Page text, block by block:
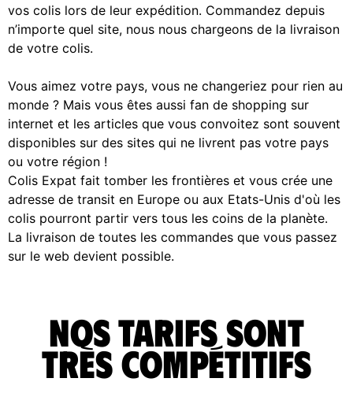
vos colis lors de leur expédition. Commandez depuis
n’importe quel site, nous nous chargeons de la livraison
de votre colis.
Vous aimez votre pays, vous ne changeriez pour rien au
monde ? Mais vous êtes aussi fan de shopping sur
internet et les articles que vous convoitez sont souvent
disponibles sur des sites qui ne livrent pas votre pays
ou votre région !
Colis Expat fait tomber les frontières et vous crée une
adresse de transit en Europe ou aux Etats-Unis d'où les
colis pourront partir vers tous les coins de la planète.
La livraison de toutes les commandes que vous passez
sur le web devient possible.
Nos tarifs sont
très compétitifs